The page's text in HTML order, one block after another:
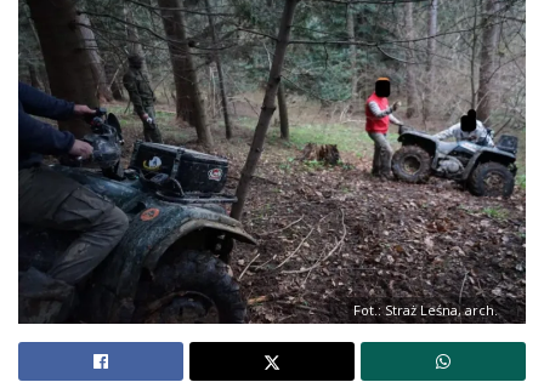
Fot.: Straż Leśna, arch.